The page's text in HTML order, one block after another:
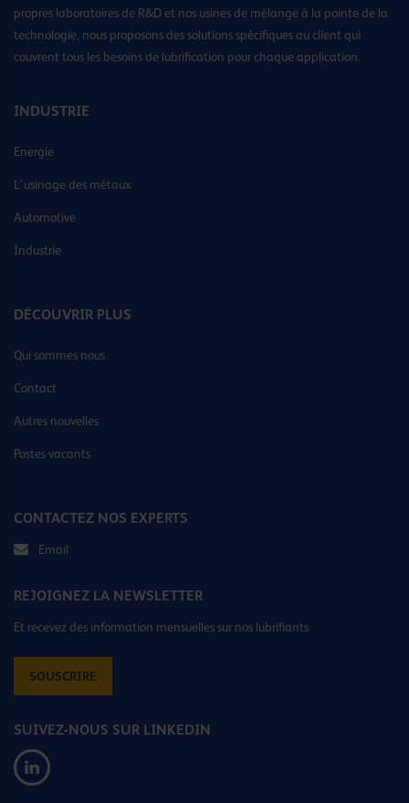
propres laboratoires de R&D et nos usines de mélange à la pointe de la
technologie, nous proposons des solutions spécifiques au client qui
couvrent tous les besoins de lubrification pour chaque application.
INDUSTRIE
Energie
L’usinage des métaux
Automotive
Industrie
DÉCOUVRIR PLUS
Qui sommes nous
Contact
Autres nouvelles
Postes vacants
CONTACTEZ NOS EXPERTS
Email
REJOIGNEZ LA NEWSLETTER
Et recevez des information mensuelles sur nos lubrifiants
SOUSCRIRE
SUIVEZ-NOUS SUR LINKEDIN